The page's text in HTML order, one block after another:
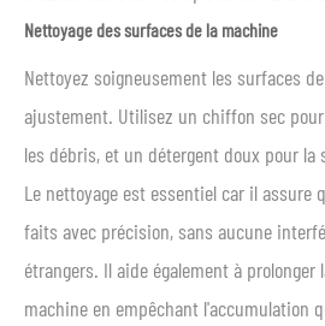
Nettoyage des surfaces de la machine
Nettoyez soigneusement les surfaces
ajustement. Utilisez un chiffon sec
les débris, et un détergent doux pour la
Le nettoyage est essentiel car il assure
faits avec précision, sans aucune
étrangers. Il aide également à prolonger
machine en empêchant l'accumulation